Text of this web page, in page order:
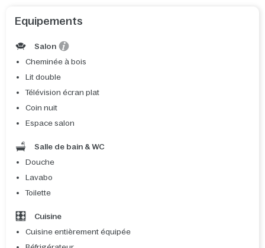
Equipements
Salon
Cheminée à bois
Lit double
Télévision écran plat
Coin nuit
Espace salon
Salle de bain & WC
Douche
Lavabo
Toilette
Cuisine
Cuisine entièrement équipée